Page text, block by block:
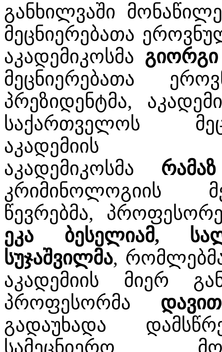
განხილვაში
მეცნიერებათა
აკადემიკოსმა გიორგი
მეცნიერებათა
პრეზიდენტმა,
საქართველოს
აკადემიის
აკადემიკოსმა
კრიმინოლოგიის
წევრებმა,
ეკა ბესელიამ,
სუჯაშვილმა,
აკადემიის მიერ
პროფესორმა
გადაუხადა
სამეცნიერო